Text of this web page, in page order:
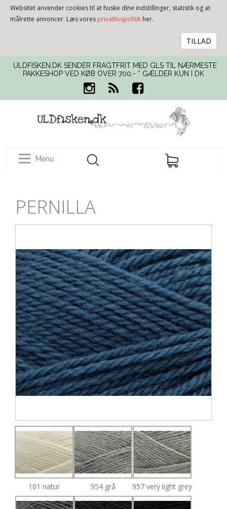
Websitet anvender cookies til at huske dine indstillinger, statistik og at
målrette annoncer. Læs vores privatlivspolitik her.
TILLAD
ULDFISKEN.DK SENDER FRAGTFRIT MED GLS TIL NÆRMESTE
PAKKESHOP VED KØB OVER 700,- * GÆLDER KUN I DK
Menu
PERNILLA
101 natur 954 grå 957 very light grey